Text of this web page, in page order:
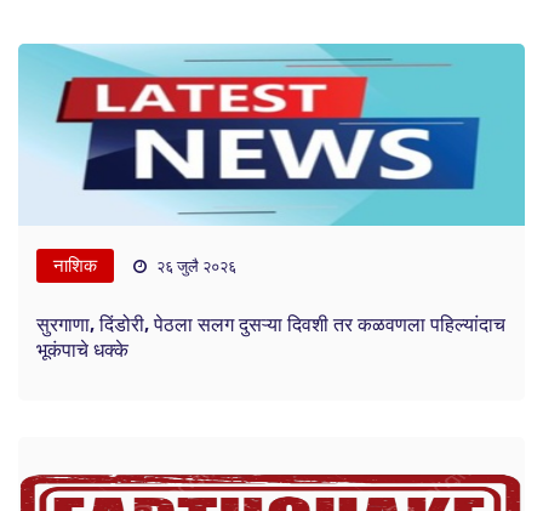
नाशिक २६ जुलै २०२६
सुरगाणा, दिंडोरी, पेठला सलग दुसऱ्या दिवशी तर कळवणला पहिल्यांदाच
भूकंपाचे धक्के